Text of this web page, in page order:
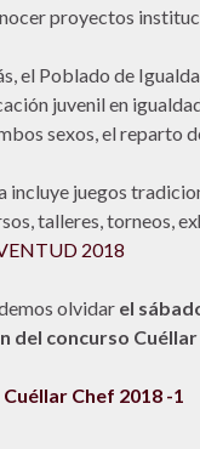
proyectos
el Poblado de
juvenil en
sexos, el reparto
incluye juegos
talleres, torneos,
2018
olvidar el
del concurso
Cuéllar Chef 2018 -1